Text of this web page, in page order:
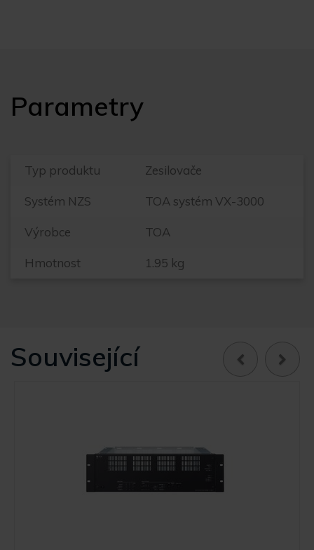
Parametry
Typ produktu Zesilovače
Systém NZS TOA systém VX-3000
Výrobce TOA
Hmotnost 1.95 kg
Související